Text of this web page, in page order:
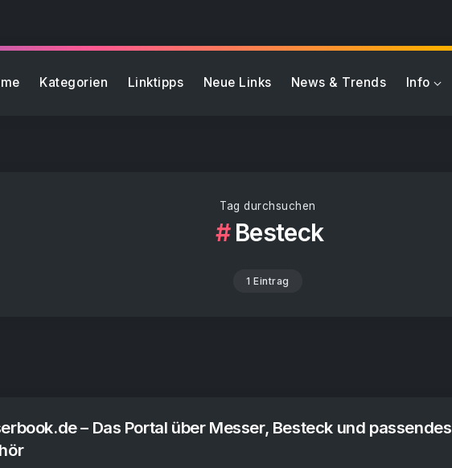
Kategorien Linktipps Neue Links News & Trends Info
Tag durchsuchen
Besteck
1 Eintrag
– Das Portal über Messer, Besteck und passendes